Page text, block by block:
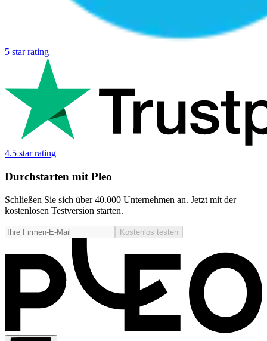
5 star rating
4.5 star rating
Durchstarten mit Pleo
Schließen Sie sich über 40.000 Unternehmen an. Jetzt mit der
kostenlosen Testversion starten.
Kostenlos testen